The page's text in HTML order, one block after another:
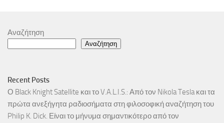
Αναζήτηση
Αναζήτηση
Recent Posts
Ο Black Knight Satellite και το V.A.L.I.S.: Από τον Nikola Tesla και τα
πρώτα ανεξήγητα ραδιοσήματα στη φιλοσοφική αναζήτηση του
Philip K. Dick. Είναι το μήνυμα σημαντικότερο από τον